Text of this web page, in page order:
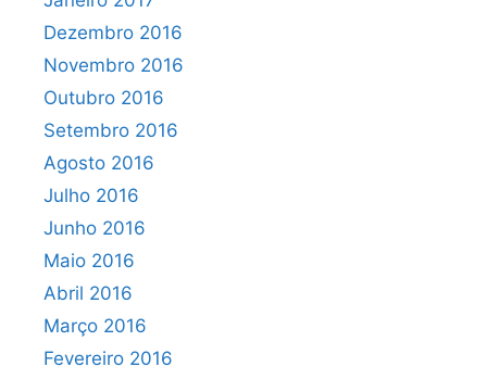
Dezembro 2016
Novembro 2016
Outubro 2016
Setembro 2016
Agosto 2016
Julho 2016
Junho 2016
Maio 2016
Abril 2016
Março 2016
Fevereiro 2016